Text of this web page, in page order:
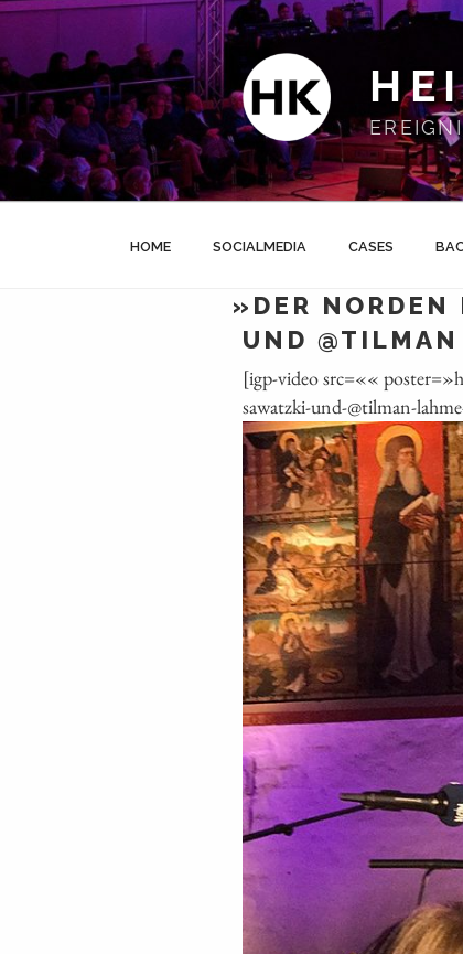
Zum
springen
HOME SOCIALMEDIA CASES
» DER
UND
[igp-video src=««
sawatzki-und-@tilman-